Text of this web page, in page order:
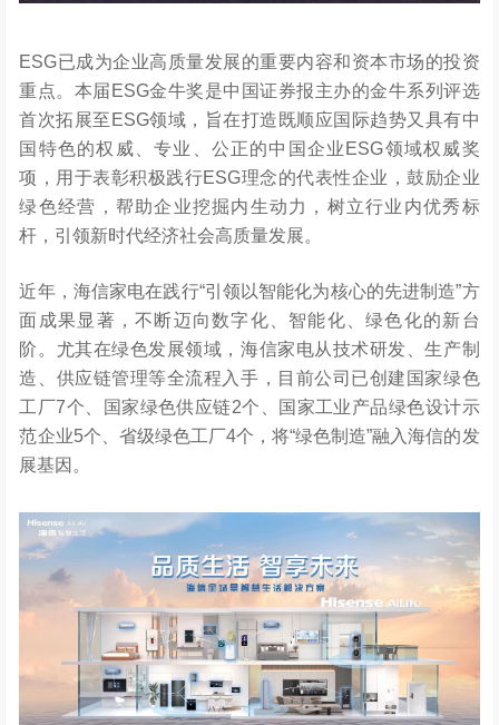
ESG已成为企业高质量发展的重要内容和资本市场的投资
重点。本届ESG金牛奖是中国证券报主办的金牛系列评选
首次拓展至ESG领域，旨在打造既顺应国际趋势又具有中
国特色的权威、专业、公正的中国企业ESG领域权威奖
项，用于表彰积极践行ESG理念的代表性企业，鼓励企业
绿色经营，帮助企业挖掘内生动力，树立行业内优秀标
杆，引领新时代经济社会高质量发展。
近年， 海信家电在践行“引领以智能化为核心的先进制造”方
面成果显著，不断迈向数字化、智能化、绿色化的新台
阶。尤其在绿色发展领域，海信家电从技术研发、生产制
造、供应链管理等全流程入手，目前公司已创建国家绿色
工厂7个、国家绿色供应链2个、国家工业产品绿色设计示
范企业5个、省级绿色工厂4个，将“绿色制造”融入海信的发
展基因。